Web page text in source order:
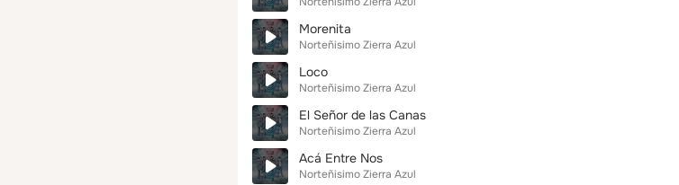
Morenita
Norteñisimo Zierra Azul
Loco
Norteñisimo Zierra Azul
El Señor de las Canas
Norteñisimo Zierra Azul
Acá Entre Nos
Norteñisimo Zierra Azul